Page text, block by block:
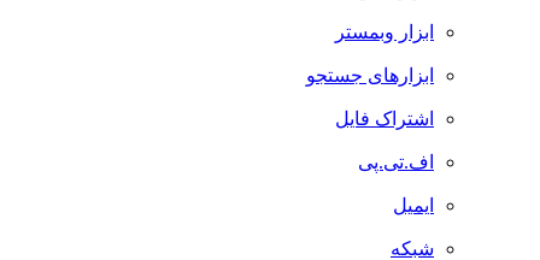
ابزار وبمستر
ابزارهای جستجو
اشتراک فایل
اف.تی.پی
ایمیل
شبکه